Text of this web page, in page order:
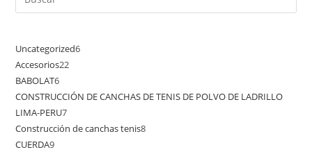
Uncategorized6
Accesorios22
BABOLAT6
CONSTRUCCIÓN DE CANCHAS DE TENIS DE POLVO DE LADRILLO
LIMA-PERU7
Construcción de canchas tenis8
CUERDA9